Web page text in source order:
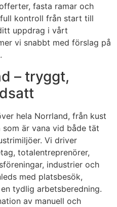
fasta ramar och
kontroll från start till
uppdrag i vårt
vi snabbt med förslag på
– tryggt,
hela Norrland, från kust
är vana vid både tät
Vi driver
totalentreprenörer,
industrier och
med platsbesök,
tydlig arbetsberedning.
av manuell och